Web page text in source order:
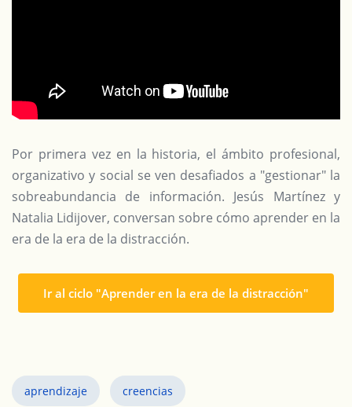
Por primera vez en la historia, el ámbito profesional,
organizativo y social se ven desafiados a "gestionar" la
sobreabundancia de información. Jesús Martínez y
Natalia Lidijover, conversan sobre cómo aprender en la
era de la era de la distracción.
Ir al ciclo "Aprender en la era de la distracción"
aprendizaje creencias